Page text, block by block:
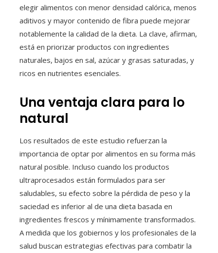
elegir alimentos con menor densidad calórica, menos
aditivos y mayor contenido de fibra puede mejorar
notablemente la calidad de la dieta. La clave, afirman,
está en priorizar productos con ingredientes
naturales, bajos en sal, azúcar y grasas saturadas, y
ricos en nutrientes esenciales.
Una ventaja clara para lo
natural
Los resultados de este estudio refuerzan la
importancia de optar por alimentos en su forma más
natural posible. Incluso cuando los productos
ultraprocesados están formulados para ser
saludables, su efecto sobre la pérdida de peso y la
saciedad es inferior al de una dieta basada en
ingredientes frescos y mínimamente transformados.
A medida que los gobiernos y los profesionales de la
salud buscan estrategias efectivas para combatir la